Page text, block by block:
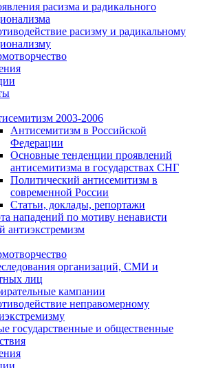
расизма и радикального
расизму и радикальному
2003-2006
Антисемитизм в Российской
Федерации
Основные тенденции проявлений
антисемитизма в государствах СНГ
Политический антисемитизм в
современной России
Статьи, доклады, репортажи
нападений по мотиву ненависти
антиэкстремизм
организаций, СМИ и
лиц
кампании
неправомерному
государственные и общественные